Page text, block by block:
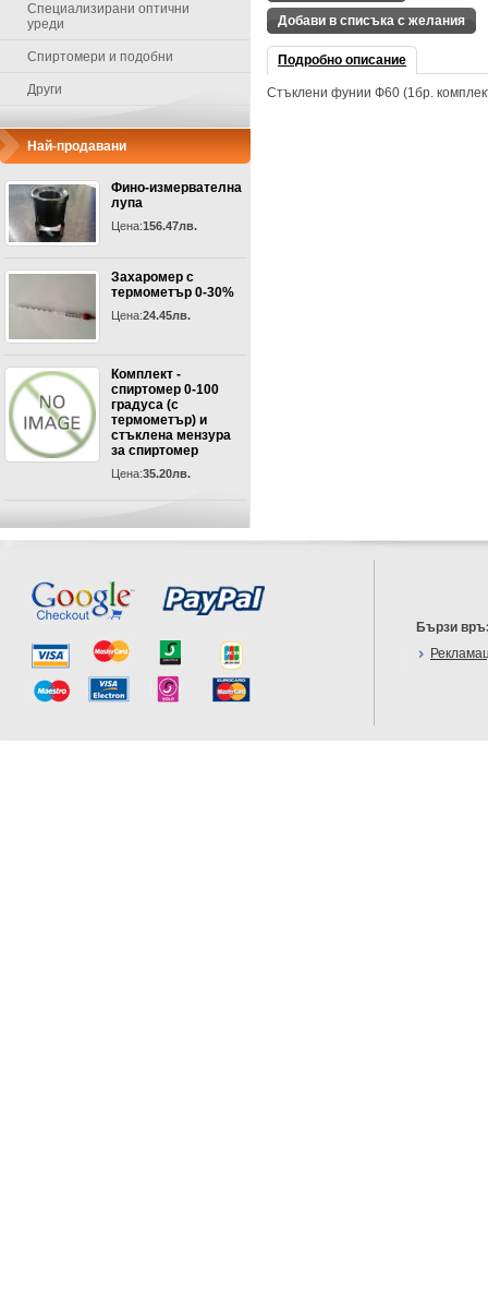
Специализирани оптични
уреди
Спиртомери и подобни
Други
Най-продавани
Фино-измервателна
лупа
Цена:156.47лв.
Захаромер с
термометър 0-30%
Цена:24.45лв.
Комплект -
спиртомер 0-100
градуса (с
термометър) и
стъклена мензура
за спиртомер
Цена:35.20лв.
Добави в списъка с желания
Подробно описание
Стъклени фунии Ф60 (1бр.
Бързи